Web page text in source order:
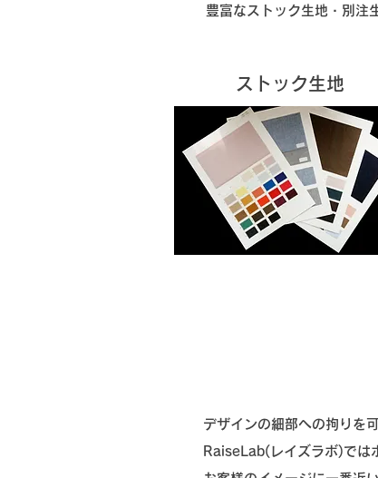
豊富なストック生地・別注
​ストック生地
デザインの細部への拘りを
RaiseLab(レイズラボ)では